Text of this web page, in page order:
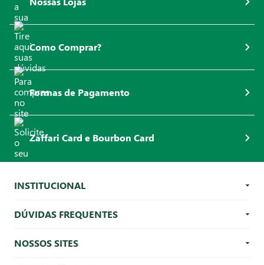
Como Comprar?
Formas de Pagamento
Zaffari Card e Bourbon Card
INSTITUCIONAL
DÚVIDAS FREQUENTES
NOSSOS SITES